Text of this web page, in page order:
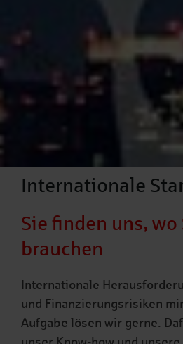
Internationale
Sie finden uns, wo
brauchen
Internationale
und Finanzierungsrisiken
Aufgabe lösen wir gerne.